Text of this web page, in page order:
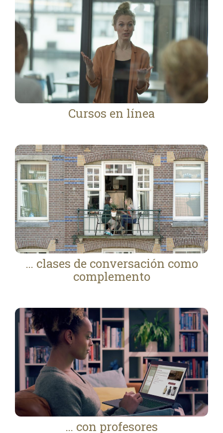
Cursos en línea
… clases de conversación como
complemento
… con profesores